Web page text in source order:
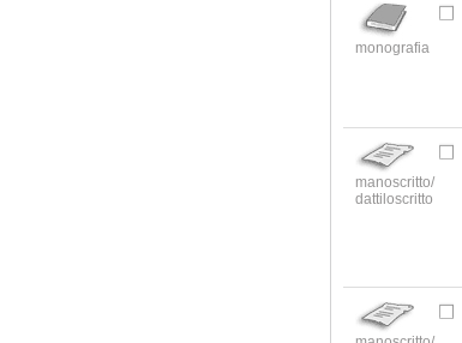
monografia
manoscritto/
dattiloscritto